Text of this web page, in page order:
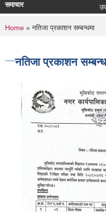
समाचार
You are here
Home » नतिजा प्रकाशन ‌सम्बन्धमा
नतिजा प्रकाशन